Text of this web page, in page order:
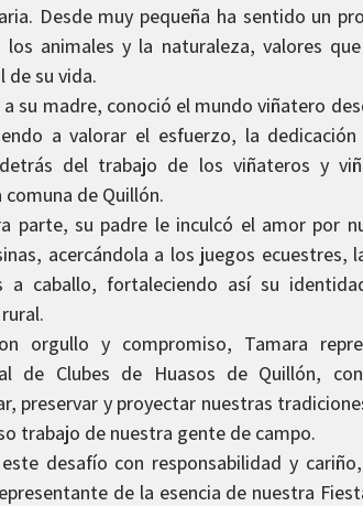
Desde muy pequeña ha sentido un
los animales y la naturaleza, valores
de su vida.
a su madre, conoció el mundo viñatero
a valorar el esfuerzo, la
del trabajo de los viñateros y
comuna de Quillón.
parte, su padre le inculcó el amor por
acercándola a los juegos ecuestres,
a caballo, fortaleciendo así su
orgullo y compromiso, Tamara
de Clubes de Huasos de Quillón,
preservar y proyectar nuestras
trabajo de nuestra gente de campo.
desafío con responsabilidad y
de la esencia de nuestra